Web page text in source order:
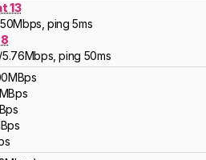
13
Mbps , ping 5ms
/5.76Mbps , ping 50ms
MBps
MBps